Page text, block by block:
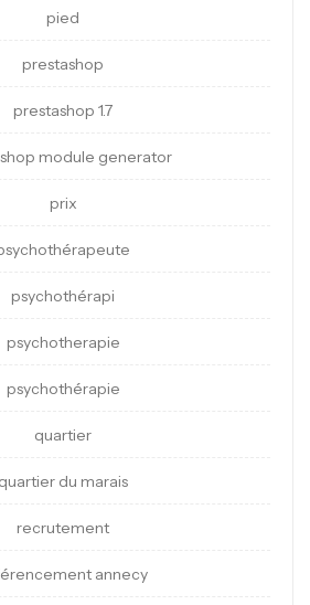
pied
prestashop
prestashop 1.7
module generator
prix
psychothérapi
psychotherapie
psychothérapie
quartier
quartier du marais
recrutement
annecy